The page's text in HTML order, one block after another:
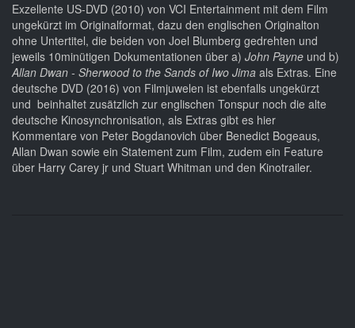
Exzellente US-DVD (2010) von VCI Entertainment mit dem Film
ungekürzt im Originalformat, dazu den englischen Originalton
ohne Untertitel, die beiden von Joel Blumberg gedrehten und
jeweils 10minütigen Dokumentationen über a) John Payne und b)
Allan Dwan - Sherwood to the Sands of Iwo Jima als Extras. Eine
deutsche DVD (2016) von Filmjuwelen ist ebenfalls ungekürzt
und beinhaltet zusätzlich zur englischen Tonspur noch die alte
deutsche Kinosynchronisation, als Extras gibt es hier
Kommentare von Peter Bogdanovich über Benedict Bogeaus,
Allan Dwan sowie ein Statement zum Film, zudem ein Feature
über Harry Carey jr und Stuart Whitman und den Kinotrailer.